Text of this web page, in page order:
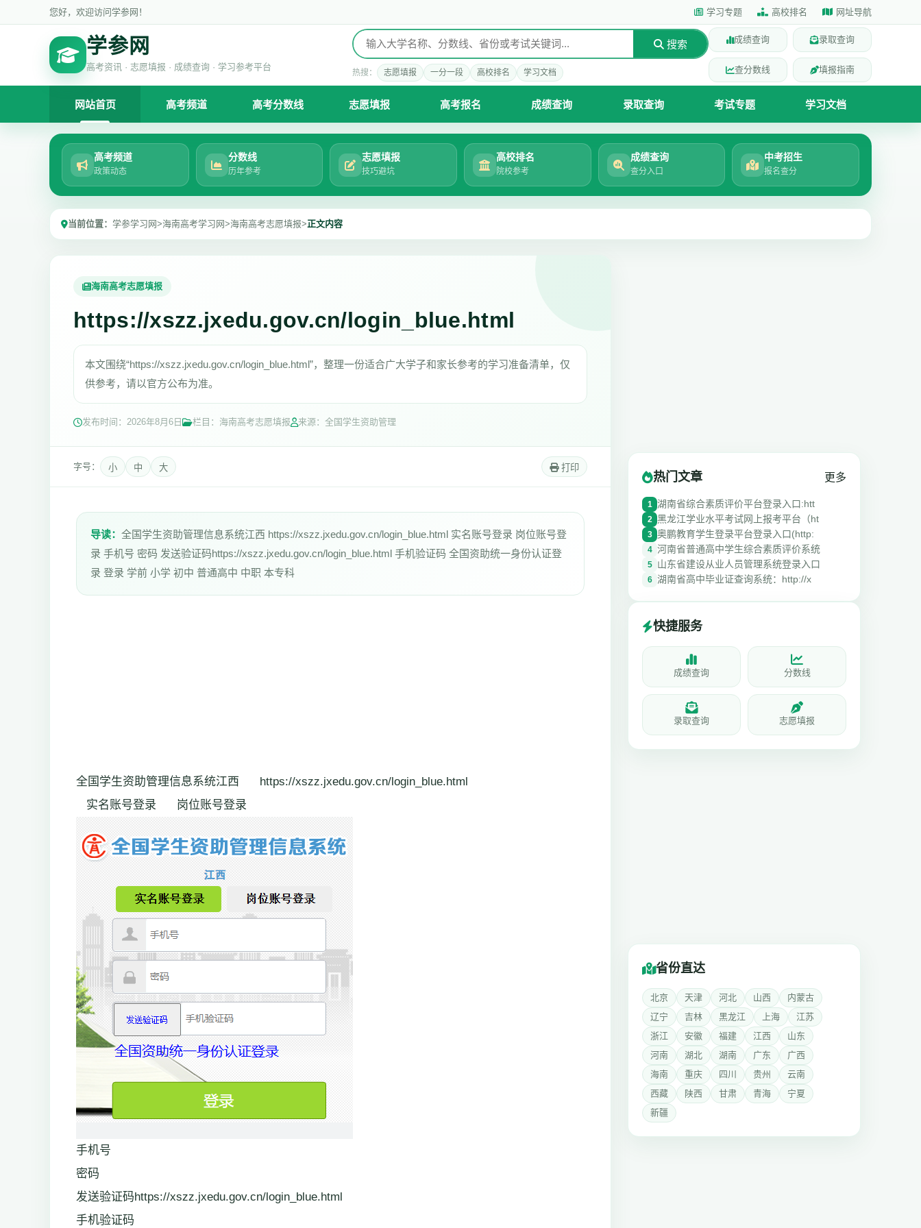
您好，欢迎访问学参网！ 学习专题 高校排名 网址导航
学参网
高考资讯 · 志愿填报 · 成绩查询 · 学习参考平台
搜索
热搜： 志愿填报 一分一段 高校排名 学习文档
成绩查询 录取查询
查分数线 填报指南
网站首页 高考频道 高考分数线 志愿填报 高考报名 成绩查询 录取查询 考试专题 学习文档
高考频道
政策动态
分数线
历年参考
志愿填报
技巧避坑
高校排名
院校参考
成绩查询
查分入口
中考招生
报名查分
当前位置： 学参学习网>海南高考学习网>海南高考志愿填报>正文内容
海南高考志愿填报
https://xszz.jxedu.gov.cn/login_blue.html
本文围绕“https://xszz.jxedu.gov.cn/login_blue.html”，整理一份适合广大学子和家长参考的学习准备清单，仅
供参考，请以官方公布为准。
发布时间： 2026年8月6日 栏目：海南高考志愿填报 来源：全国学生资助管理
字号： 小 中 大 打印
导读： 全国学生资助管理信息系统江西 https://xszz.jxedu.gov.cn/login_blue.html 实名账号登录 岗位账号登
录 手机号 密码 发送验证码https://xszz.jxedu.gov.cn/login_blue.html 手机验证码 全国资助统一身份认证登
录 登录 学前 小学 初中 普通高中 中职 本专科
全国学生资助管理信息系统江西 https://xszz.jxedu.gov.cn/login_blue.html
实名账号登录 岗位账号登录
手机号
密码
发送验证码https://xszz.jxedu.gov.cn/login_blue.html
手机验证码
热门文章 更多
1 湖南省综合素质评价平台登录入口:htt
2 黑龙江学业水平考试网上报考平台（ht
3 奥鹏教育学生登录平台登录入口(http:
4 河南省普通高中学生综合素质评价系统
5 山东省建设从业人员管理系统登录入口
6 湖南省高中毕业证查询系统：http://x
快捷服务
成绩查询 分数线
录取查询 志愿填报
省份直达
北京 天津 河北 山西
内蒙古
辽宁
吉林 黑龙江 上海
江苏
浙江
安徽 福建 江西
山东
河南
湖北 湖南 广东
广西
海南
重庆 四川 贵州
云南
西藏
陕西 甘肃 青海
宁夏
新疆